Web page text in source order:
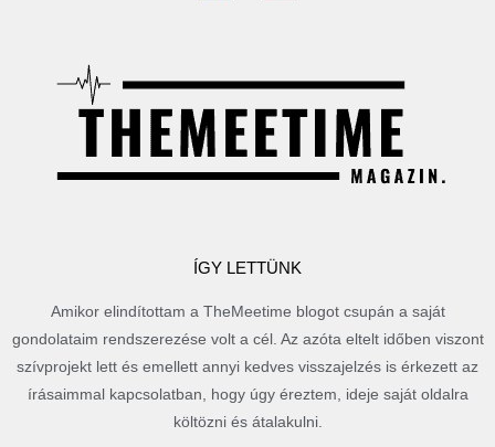
ÍGY LETTÜNK
Amikor elindítottam a TheMeetime blogot csupán a saját
gondolataim rendszerezése volt a cél. Az azóta eltelt időben viszont
szívprojekt lett és emellett annyi kedves visszajelzés is érkezett az
írásaimmal kapcsolatban, hogy úgy éreztem, ideje saját oldalra
költözni és átalakulni.